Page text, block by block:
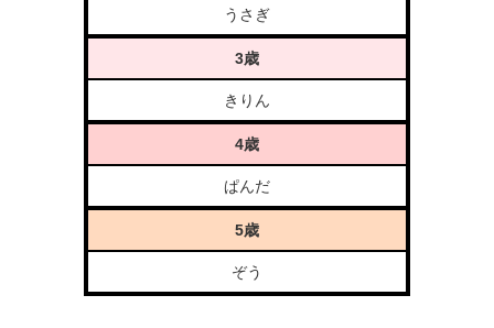
うさぎ
3歳
きりん
4歳
ぱんだ
5歳
ぞう